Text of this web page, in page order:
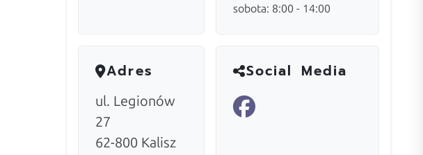
sobota: 8:00 - 14:00
Adres
ul. Legionów
27
62-800 Kalisz
Social Media